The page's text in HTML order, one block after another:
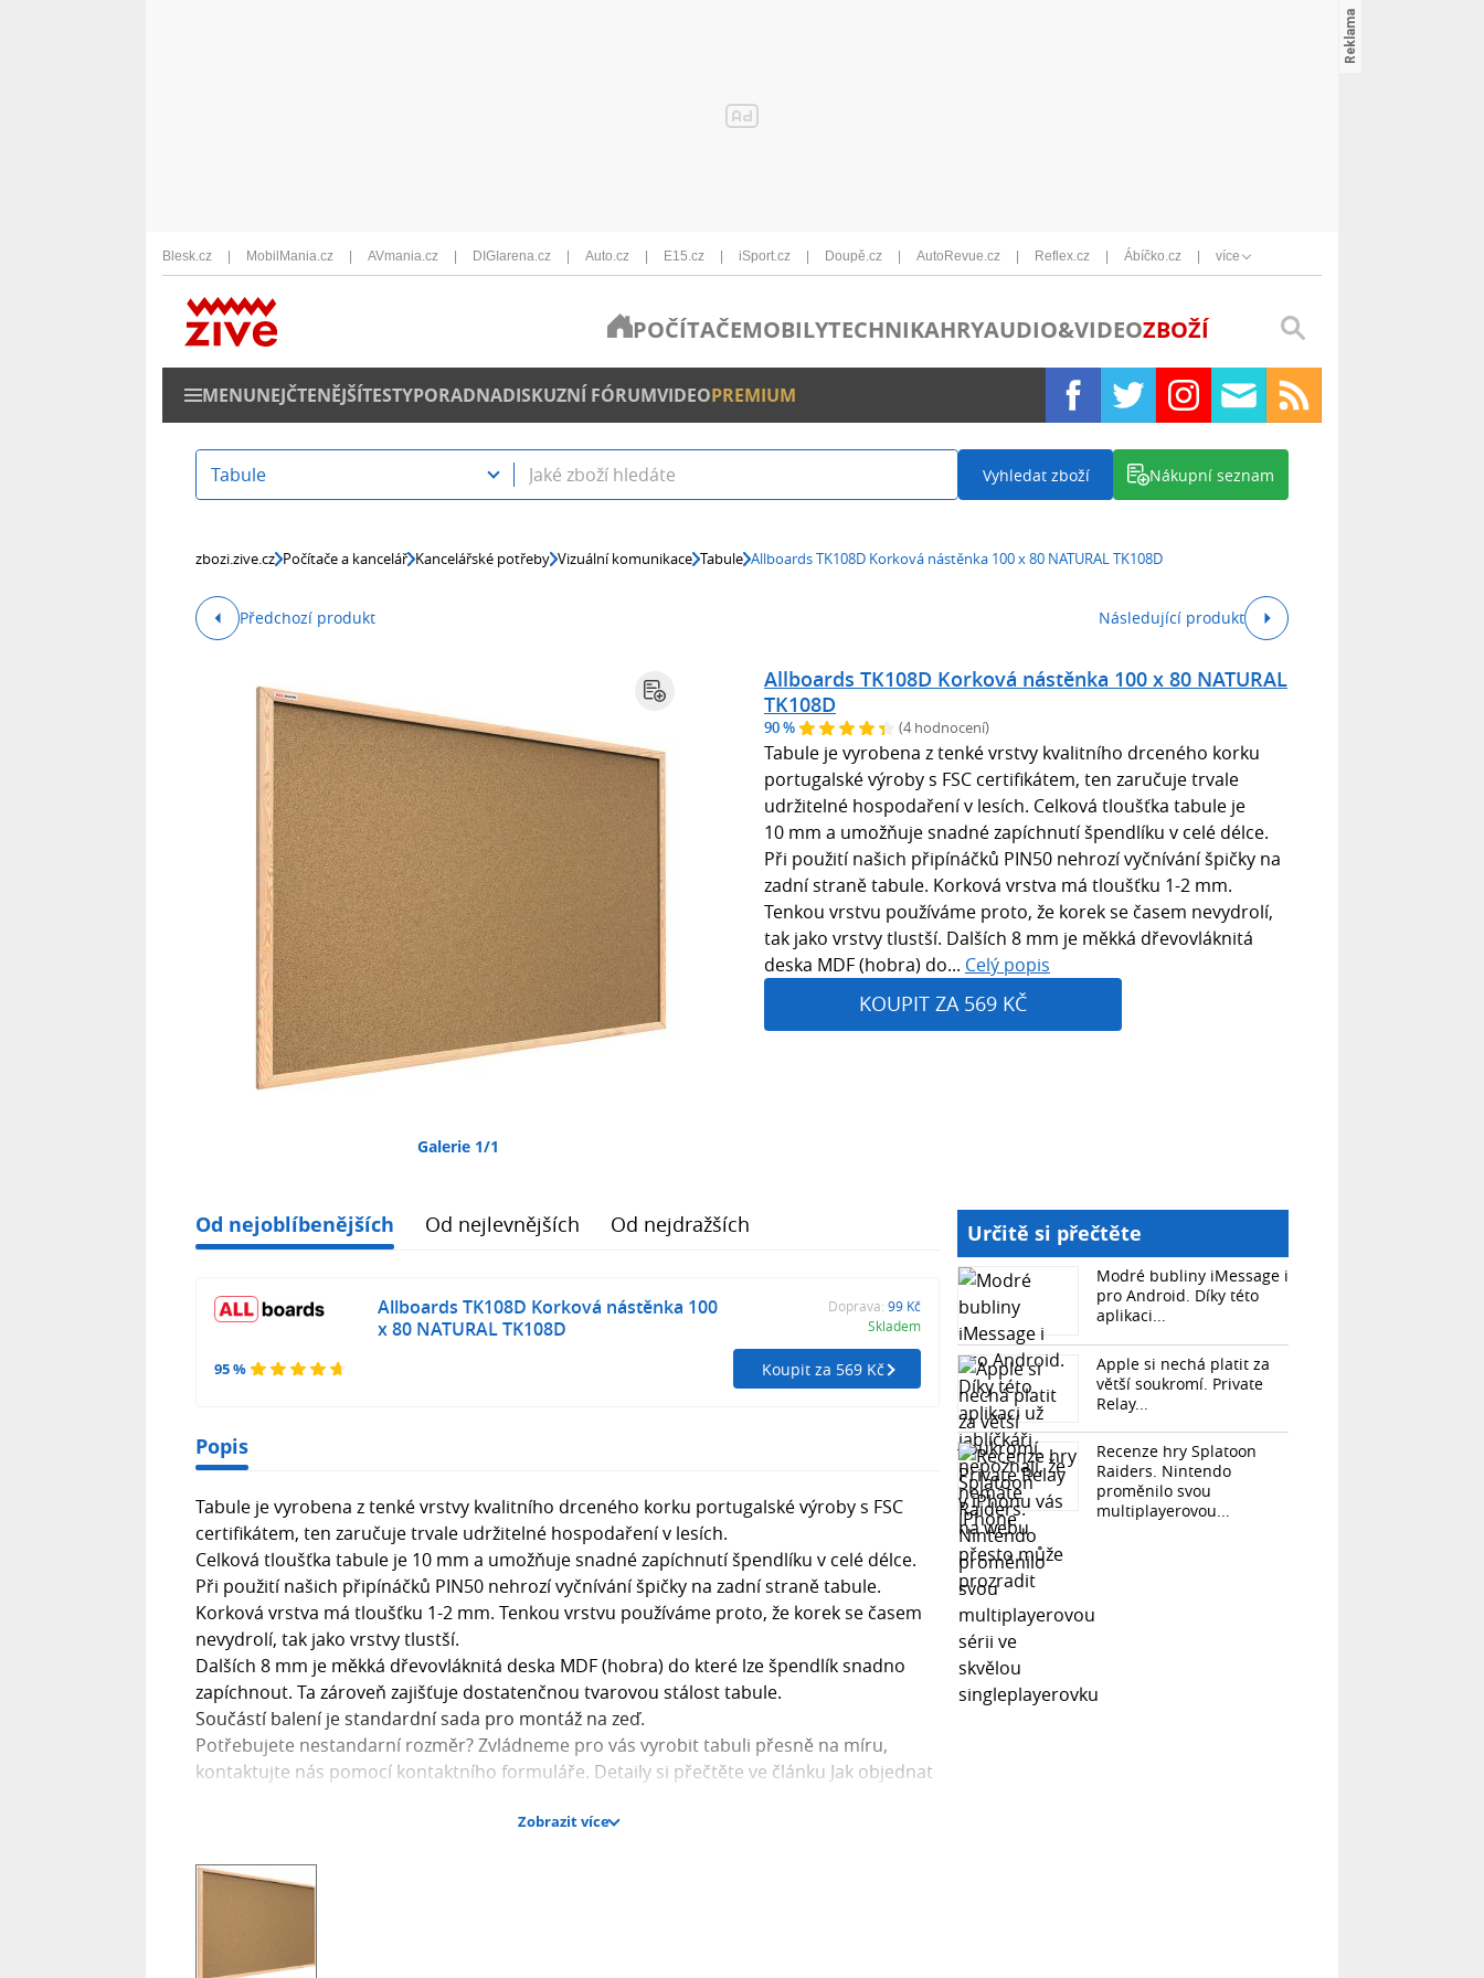
Blesk.cz MobilMania.cz AVmania.cz DIGIarena.cz Auto.cz E15.cz iSport.cz Doupě.cz AutoRevue.cz Reflex.cz Ábíčko.cz více
POČÍTAČEMOBILYTECHNIKAHRYAUDIO&VIDEOZBOŽÍ
MENUNEJČTENĚJŠÍTESTYPORADNADISKUZNÍ FÓRUMVIDEOPREMIUM
Tabule Vyhledat zboží Nákupní seznam
zbozi.zive.cz Počítače a kancelář Kancelářské potřeby Vizuální komunikace Tabule Allboards TK108D Korková nástěnka 100 x 80 NATURAL TK108D
Předchozí produkt Následující produkt
Galerie 1/1
Allboards TK108D Korková nástěnka 100 x 80 NATURAL
TK108D
90 % (4 hodnocení)
Tabule je vyrobena z tenké vrstvy kvalitního drceného korku
portugalské výroby s FSC certifikátem, ten zaručuje trvale
udržitelné hospodaření v lesích. Celková tloušťka tabule je
10 mm a umožňuje snadné zapíchnutí špendlíku v celé délce.
Při použití našich připínáčků PIN50 nehrozí vyčnívání špičky na
zadní straně tabule. Korková vrstva má tloušťku 1-2 mm.
Tenkou vrstvu používáme proto, že korek se časem nevydrolí,
tak jako vrstvy tlustší. Dalších 8 mm je měkká dřevovláknitá
deska MDF (hobra) do... Celý popis
KOUPIT ZA 569 KČ
Od nejoblíbenějších Od nejlevnějších Od nejdražších
95 %
Allboards TK108D Korková nástěnka 100
x 80 NATURAL TK108D
Doprava: 99 Kč
Skladem
Koupit za 569 Kč
Popis
Tabule je vyrobena z tenké vrstvy kvalitního drceného korku portugalské výroby s FSC
certifikátem, ten zaručuje trvale udržitelné hospodaření v lesích.
Celková tloušťka tabule je 10 mm a umožňuje snadné zapíchnutí špendlíku v celé délce.
Při použití našich připínáčků PIN50 nehrozí vyčnívání špičky na zadní straně tabule.
Korková vrstva má tloušťku 1-2 mm. Tenkou vrstvu používáme proto, že korek se časem
nevydrolí, tak jako vrstvy tlustší.
Dalších 8 mm je měkká dřevovláknitá deska MDF (hobra) do které lze špendlík snadno
zapíchnout. Ta zároveň zajišťuje dostatenčnou tvarovou stálost tabule.
Součástí balení je standardní sada pro montáž na zeď.
Potřebujete nestandarní rozměr? Zvládneme pro vás vyrobit tabuli přesně na míru,
kontaktujte nás pomocí kontaktního formuláře. Detaily si přečtěte ve článku Jak objednat
Rozměry, které u tabulí uvádíme jsou vždy vnější.
Zobrazit více
Určitě si přečtěte
Modré bubliny iMessage i
pro Android. Díky této
aplikaci...
Apple si nechá platit za
větší soukromí. Private
Relay...
Recenze hry Splatoon
Raiders. Nintendo
proměnilo svou
multiplayerovou...